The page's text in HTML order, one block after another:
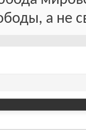
а не